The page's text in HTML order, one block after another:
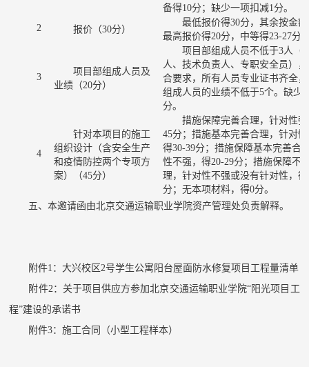
备得10分；缺少一项扣减1分。
2
报价（30分）
最低报价得30分，其余按金
最高报价得20分，中等得23-27分
3
项目部组成人员及
业绩 （20分）
项目部组成人员不低于3人（
人、技术负责人、专职安全员）
，
合要求，所有人员专业证书齐全
组成人员的业绩不低于5个。缺少
分。
4
针对本项目的施工
组织设计（含安全生产
和疫情防控两个专项方
案）
（45分）
措施保障完善合理，针对性
45分；措施基本完善合理 ，针对
得30-39分；措施保障基本完善合
性不强，得20-29分；措施保障不
理，针对性不强或没有针对性，得
分；无本项材料，得0分。
五、本邀请函由北京交通运输职业学院资产管理处负责解释。
附件1：大兴校区2号学生公寓阳台屋面防水修复项目工程量清单
附件2：关于项目供应方参加北京交通运输职业学院“阳光项目工
程”建设的承诺书
附件3：施工合同（小型工程样本）